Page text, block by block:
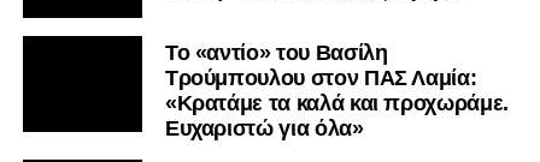
Το «αντίο» του Βασίλη
Τρούμπουλου στον ΠΑΣ Λαμία:
«Κρατάμε τα καλά και προχωράμε.
Ευχαριστώ για όλα»